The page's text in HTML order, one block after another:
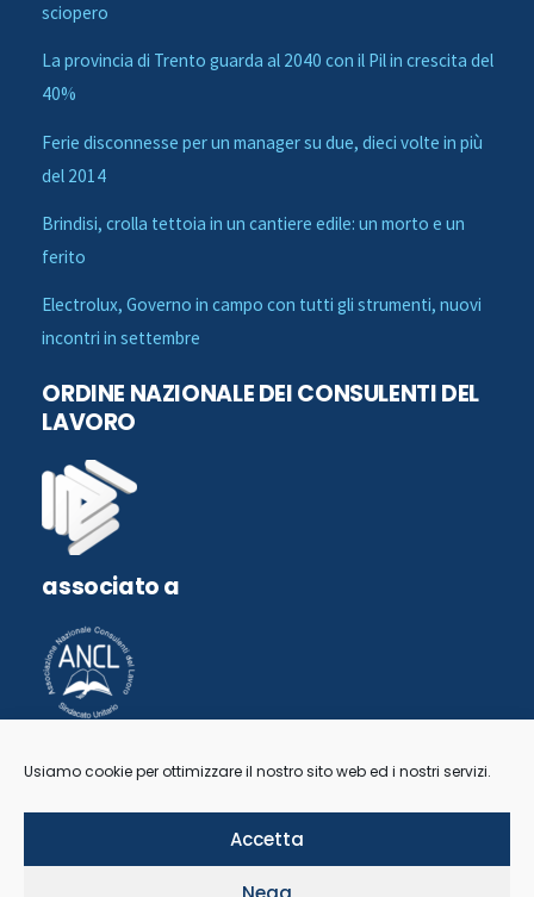
Usiamo cookie per ottimizzare il nostro sito web ed i nostri servizi.
Accetta
sciopero
La provincia di Trento guarda al 2040 con il Pil in crescita del
40%
Ferie disconnesse per un manager su due, dieci volte in più
del 2014
Brindisi, crolla tettoia in un cantiere edile: un morto e un
ferito
Electrolux, Governo in campo con tutti gli strumenti, nuovi
incontri in settembre
ORDINE NAZIONALE DEI CONSULENTI DEL
LAVORO
associato a